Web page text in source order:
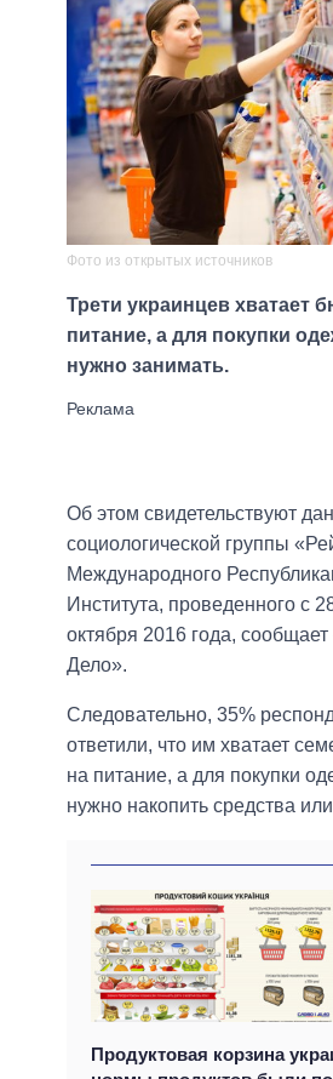
Фото из открытых источников
Трети украинцев хватает
питание, а для покупки
нужно занимать.
Об этом свидетельствуют
социологической группы
Международного
Института, проведенного с
октября 2016 года,
Дело».
Следовательно, 35%
ответили, что им хватает
на питание, а для покупки
нужно накопить средства
Продуктовая корзина